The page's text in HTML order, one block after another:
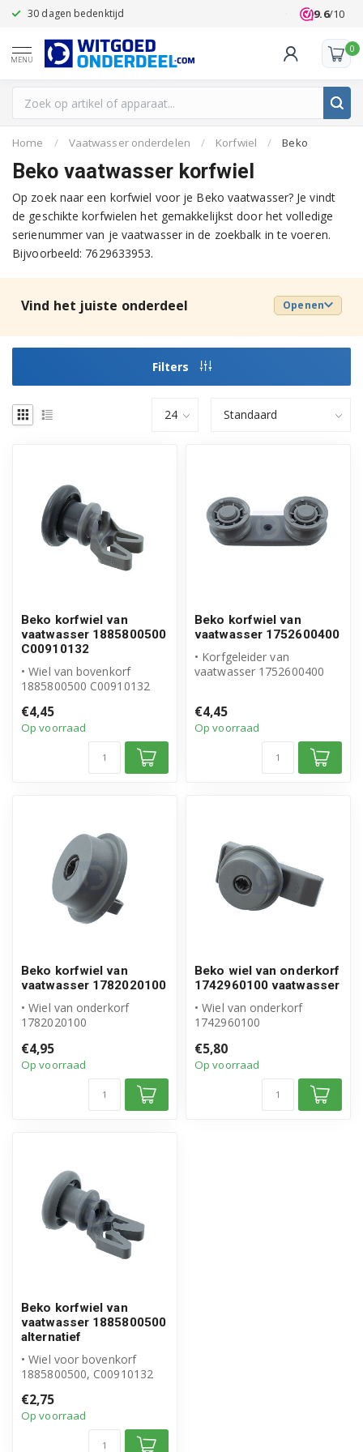
30 dagen bedenktijd Klanten
9.6/10
MENU
0
Home / Vaatwasser onderdelen / Korfwiel / Beko
Beko vaatwasser korfwiel
Op zoek naar een korfwiel voor je Beko vaatwasser? Je vindt
de geschikte korfwielen het gemakkelijkst door het volledige
serienummer van je vaatwasser in de zoekbalk in te voeren.
Bijvoorbeeld: 7629633953.
Vind het juiste onderdeel Openen
Filters
Beko korfwiel van
vaatwasser 1885800500
C00910132
• Wiel van bovenkorf
1885800500 C00910132
• Inhoud ve...
€4,45
Op voorraad
Beko korfwiel van
vaatwasser 1752600400
• Korfgeleider van
vaatwasser 1752600400
€4,45
Op voorraad
Beko korfwiel van
vaatwasser 1782020100
• Wiel van onderkorf
1782020100
• Inhoud verpakking: ...
€4,95
Op voorraad
Beko wiel van onderkorf
1742960100 vaatwasser
• Wiel van onderkorf
1742960100
• Inhoud verpakking: 1
zakje...
€5,80
Op voorraad
Beko korfwiel van
vaatwasser 1885800500
alternatief
• Wiel voor bovenkorf
1885800500, C00910132
• Hoogwaardig...
€2,75
Op voorraad